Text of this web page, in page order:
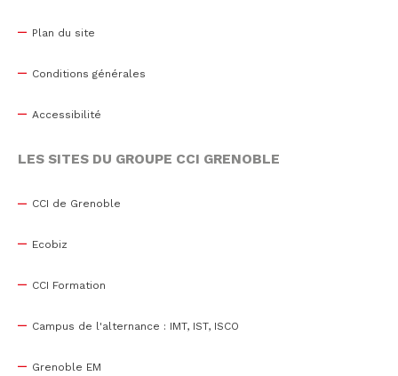
Plan du site
Conditions générales
Accessibilité
LES SITES DU GROUPE CCI GRENOBLE
CCI de Grenoble
Ecobiz
CCI Formation
Campus de l'alternance : IMT, IST, ISCO
Grenoble EM